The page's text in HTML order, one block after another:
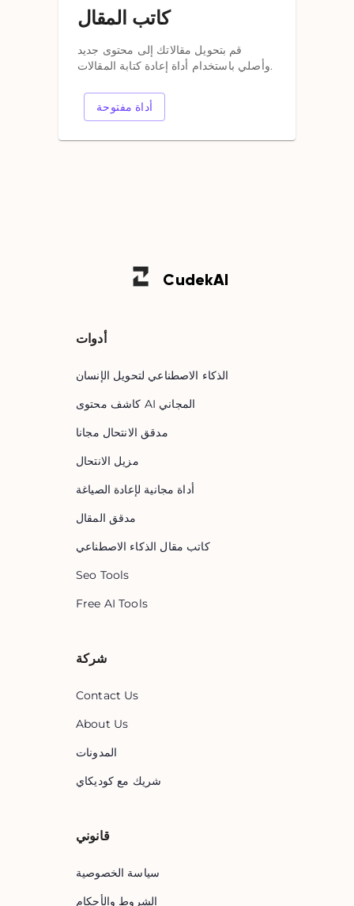
كاتب المقال
قم بتحويل مقالاتك إلى محتوى جديد
وأصلي باستخدام أداة إعادة كتابة المقالات.
أداة مفتوحة
CudekAI
أدوات
الذكاء الاصطناعي لتحويل الإنسان
كاشف محتوى AI المجاني
مدقق الانتحال مجانا
مزيل الانتحال
أداة مجانية لإعادة الصياغة
مدقق المقال
كاتب مقال الذكاء الاصطناعي
Seo Tools
Free AI Tools
شركة
Contact Us
About Us
المدونات
شريك مع كوديكاي
قانوني
سياسة الخصوصية
الشروط والأحكام